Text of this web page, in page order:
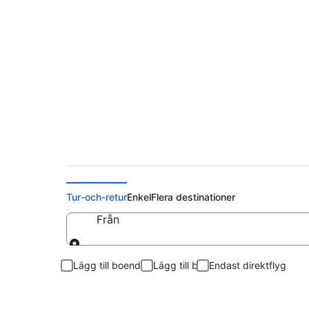
Tur-och-returEnkelFlera destinationer
Från
Lägg till boende Lägg till bil Endast direktflyg